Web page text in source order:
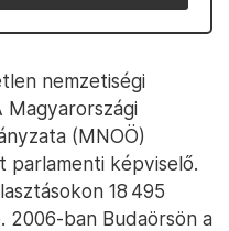
nemzetiségi
Magyarországi
(MNOÖ)
képviselő.
18 495
2006-ban Budaörsön a